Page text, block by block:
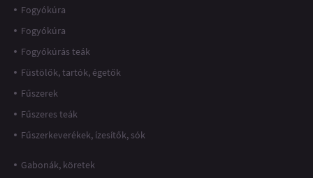
Fogyókúra
Fogyókúra
Fogyókúrás teák
Füstölők, tartók, égetők
Fűszerek
Fűszeres teák
Fűszerkeverékek, ízesítők, sók
Gabonák, köretek